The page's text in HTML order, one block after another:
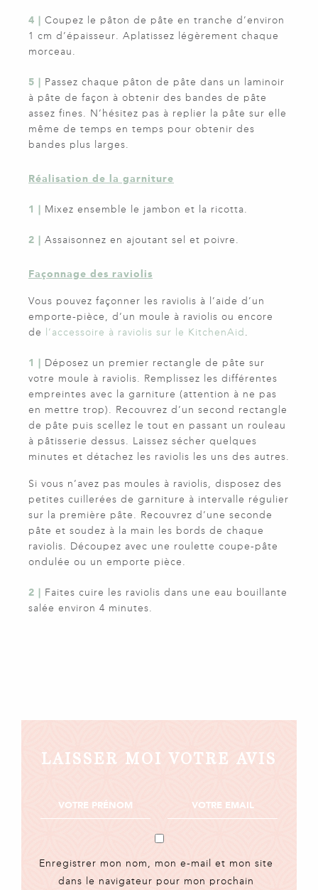
4 | Coupez le pâton de pâte en tranche d’environ
1 cm d’épaisseur. Aplatissez légèrement chaque
morceau.
5 | Passez chaque pâton de pâte dans un laminoir
à pâte de façon à obtenir des bandes de pâte
assez fines. N’hésitez pas à replier la pâte sur elle
même de temps en temps pour obtenir des
bandes plus larges.
Réalisation de la garniture
1 | Mixez ensemble le jambon et la ricotta.
2 | Assaisonnez en ajoutant sel et poivre.
Façonnage des raviolis
Vous pouvez façonner les raviolis à l’aide d’un
emporte-pièce, d’un moule à raviolis ou encore
de
l’accessoire à raviolis sur le KitchenAid .
1 | Déposez un premier rectangle de pâte sur
votre moule à raviolis. Remplissez les différentes
empreintes avec la garniture (attention à ne pas
en mettre trop). Recouvrez d’un second rectangle
de pâte puis scellez le tout en passant un rouleau
à pâtisserie dessus. Laissez sécher quelques
minutes et détachez les raviolis les uns des autres.
Si vous n’avez pas moules à raviolis, disposez des
petites cuillerées de garniture à intervalle régulier
sur la première pâte. Recouvrez d’une seconde
pâte et soudez à la main les bords de chaque
raviolis. Découpez avec une roulette coupe-pâte
ondulée ou un emporte pièce.
2 | Faites cuire les raviolis dans une eau bouillante
salée environ 4 minutes.
LAISSER MOI VOTRE AVIS
Enregistrer mon nom, mon e-mail et mon site
dans le navigateur pour mon prochain